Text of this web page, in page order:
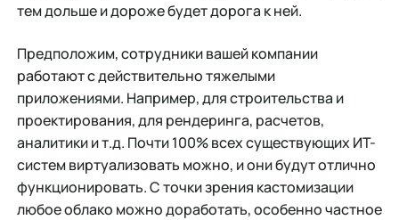
тем дольше и дороже будет дорога к ней.
Предположим, сотрудники вашей компании
работают с действительно тяжелыми
приложениями. Например, для строительства и
проектирования, для рендеринга, расчетов,
аналитики и т.д. Почти 100% всех существующих ИT-
систем виртуализовать можно, и они будут отлично
функционировать. С точки зрения кастомизации
любое облако можно доработать, особенно частное